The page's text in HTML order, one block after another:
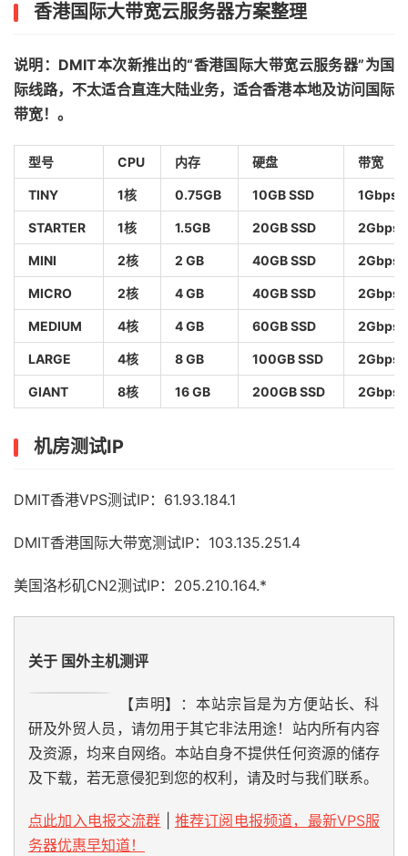
香港国际大带宽云服务器方案整理
说明：DMIT本次新推出的“香港国际大带宽云服务器”为国
际线路，不太适合直连大陆业务，适合香港本地及访问国际
带宽！。
型号 CPU 内存 硬盘 带宽
TINY 1核 0.75GB 10GB SSD 1Gbps
STARTER 1核 1.5GB 20GB SSD 2Gbps
MINI 2核 2 GB 40GB SSD 2Gbps
MICRO 2核 4 GB 40GB SSD 2Gbps
MEDIUM 4核 4 GB 60GB SSD 2Gbps
LARGE 4核 8 GB 100GB SSD 2Gbps
GIANT 8核 16 GB 200GB SSD 2Gbps
机房测试IP
DMIT香港VPS测试IP：61.93.184.1
DMIT香港国际大带宽测试IP：103.135.251.4
美国洛杉矶CN2测试IP：205.210.164.*
关于 国外主机测评
【声明】：本站宗旨是为方便站长、科
研及外贸人员，请勿用于其它非法用途！站内所有内容
及资源，均来自网络。本站自身不提供任何资源的储存
及下载，若无意侵犯到您的权利，请及时与我们联系。
点此加入电报交流群
推荐订阅电报频道，最新VPS服
务器优惠早知道！